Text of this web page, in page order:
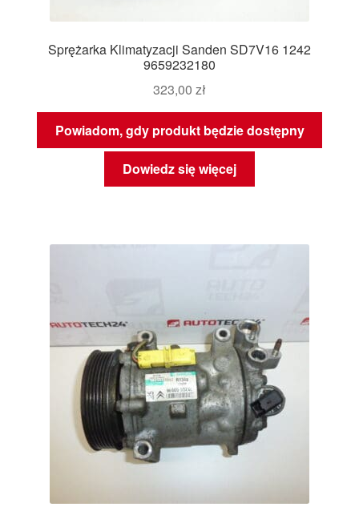
Sprężarka Klimatyzacji Sanden SD7V16 1242
9659232180
323,00 zł
Powiadom, gdy produkt będzie dostępny
Dowiedz się więcej